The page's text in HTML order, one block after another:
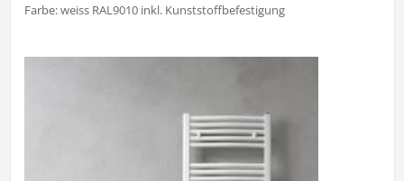
Farbe: weiss RAL9010 inkl. Kunststoffbefestigung